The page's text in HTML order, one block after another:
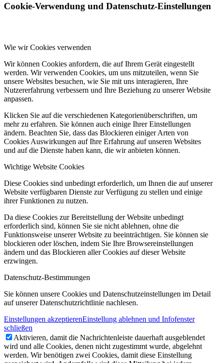
Cookie-Verwendung und Datenschutz-Einstellungen
Wie wir Cookies verwenden
Wir können Cookies anfordern, die auf Ihrem Gerät eingestellt
werden. Wir verwenden Cookies, um uns mitzuteilen, wenn Sie
unsere Websites besuchen, wie Sie mit uns interagieren, Ihre
Nutzererfahrung verbessern und Ihre Beziehung zu unserer Website
anpassen.
Klicken Sie auf die verschiedenen Kategorienüberschriften, um
mehr zu erfahren. Sie können auch einige Ihrer Einstellungen
ändern. Beachten Sie, dass das Blockieren einiger Arten von
Cookies Auswirkungen auf Ihre Erfahrung auf unseren Websites
und auf die Dienste haben kann, die wir anbieten können.
Wichtige Website Cookies
Diese Cookies sind unbedingt erforderlich, um Ihnen die auf unserer
Website verfügbaren Dienste zur Verfügung zu stellen und einige
ihrer Funktionen zu nutzen.
Da diese Cookies zur Bereitstellung der Website unbedingt
erforderlich sind, können Sie sie nicht ablehnen, ohne die
Funktionsweise unserer Website zu beeinträchtigen. Sie können sie
blockieren oder löschen, indem Sie Ihre Browsereinstellungen
ändern und das Blockieren aller Cookies auf dieser Website
erzwingen.
Datenschutz-Bestimmungen
Sie können unsere Cookies und Datenschutzeinstellungen im Detail
auf unserer Datenschutzrichtlinie nachlesen.
Einstellungen akzeptierenEinstellung ablehnen und Infofenster
schließen
Aktivieren, damit die Nachrichtenleiste dauerhaft ausgeblendet
wird und alle Cookies, denen nicht zugestimmt wurde, abgelehnt
werden. Wir benötigen zwei Cookies, damit diese Einstellung